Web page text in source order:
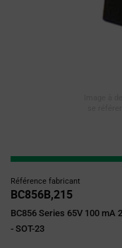
Référence fabricant
BC856B,215
BC856 Series 65V 100 mA
- SOT-23